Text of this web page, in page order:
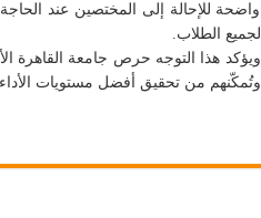
واضحة للإحالة إلى المختصين عند
لجميع الطلاب.
ويؤكد هذا التوجه حرص جامعة القاهرة
وتُمكّنهم من تحقيق أفضل مستويات الأداء